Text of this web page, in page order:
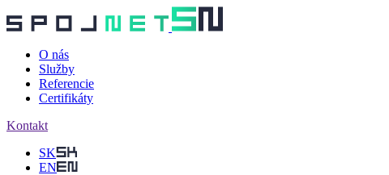
O nás
Služby
Referencie
Certifikáty
Kontakt
SK
EN